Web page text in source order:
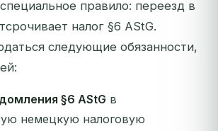
правило: переезд в
налог §6 AStG.
следующие обязанности,
§6 AStG в
немецкую налоговую